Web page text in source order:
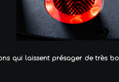
qui laissent présager de très